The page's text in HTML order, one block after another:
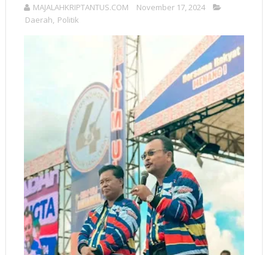
MAJALAHKRIPTANTUS.COM
November 17, 2024
Daerah, Politik